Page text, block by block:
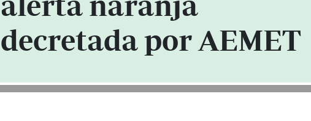
decretada por AEMET